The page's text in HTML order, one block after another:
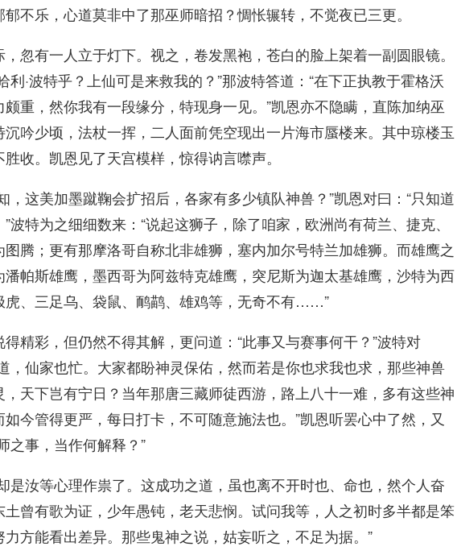
不乐，心道莫非中了那巫师暗招？惆怅辗转，不觉夜已三更。
忽有一人立于灯下。视之，卷发黑袍，苍白的脸上架着一副圆眼镜。
利·波特乎？上仙可是来救我的？”那波特答道：“在下正执教于霍格沃
重，然你我有一段缘分，特现身一见。”凯恩亦不隐瞒，直陈加纳巫
吟少顷，法杖一挥，二人面前凭空现出一片海市蜃楼来。其中琼楼玉
收。凯恩见了天宫模样，惊得讷言噤声。
，这美加墨蹴鞠会扩招后，各家有多少镇队神兽？”凯恩对曰：“只知道
波特为之细细数来：“说起这狮子，除了咱家，欧洲尚有荷兰、捷克、
腾；更有那摩洛哥自称北非雄狮，塞内加尔号特兰加雄狮。而雄鹰之
潘帕斯雄鹰，墨西哥为阿兹特克雄鹰，突尼斯为迦太基雄鹰，沙特为西
虎、三足乌、袋鼠、鸸鹋、雄鸡等，无奇不有……”
精彩，但仍然不得其解，更问道：“此事又与赛事何干？”波特对
，仙家也忙。大家都盼神灵保佑，然而若是你也求我也求，那些神兽
天下岂有宁日？当年那唐三藏师徒西游，路上八十一难，多有这些神
今管得更严，每日打卡，不可随意施法也。”凯恩听罢心中了然，又
之事，当作何解释？”
是汝等心理作祟了。这成功之道，虽也离不开时也、命也，然个人奋
曾有歌为证，少年愚钝，老天悲悯。试问我等，人之初时多半都是笨
方能看出差异。那些鬼神之说，姑妄听之，不足为据。”